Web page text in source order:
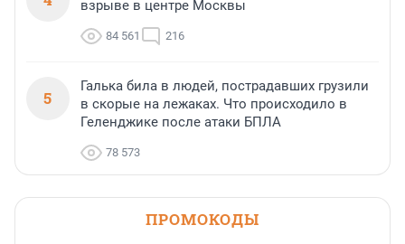
взрыве в центре Москвы
84 561 216
5
Галька била в людей, пострадавших грузили
в скорые на лежаках. Что происходило в
Геленджике после атаки БПЛА
78 573
ПРОМОКОДЫ